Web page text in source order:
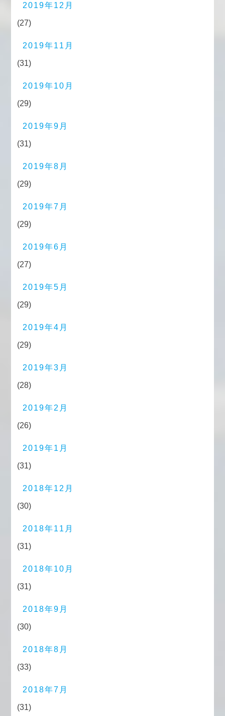
2019年12月
(27)
2019年11月
(31)
2019年10月
(29)
2019年9月
(31)
2019年8月
(29)
2019年7月
(29)
2019年6月
(27)
2019年5月
(29)
2019年4月
(29)
2019年3月
(28)
2019年2月
(26)
2019年1月
(31)
2018年12月
(30)
2018年11月
(31)
2018年10月
(31)
2018年9月
(30)
2018年8月
(33)
2018年7月
(31)